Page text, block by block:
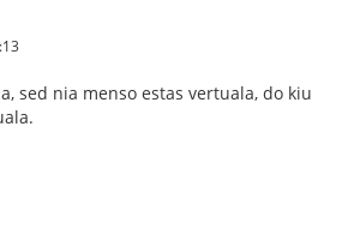
sed nia menso estas vertuala, do kiu